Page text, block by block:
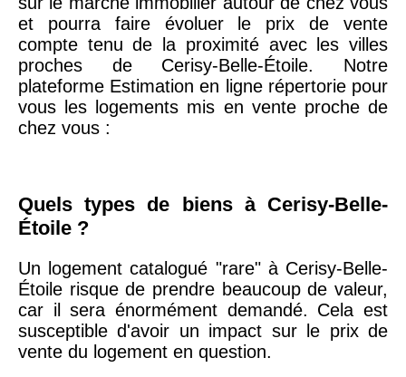
arrondissement
75019 -Paris
19ème
arrondissement
9 231 € 10 415 €
75013 -Paris
arrondissement
76600 - Le Havre 2 455 € 2 453 €
et pourra faire évoluer le prix de vente
compte tenu de la proximité avec les villes
proches de Cerisy-Belle-Étoile. Notre
plateforme Estimation en ligne répertorie pour
vous les logements mis en vente proche de
chez vous :
Quels types de biens à Cerisy-Belle-
Étoile ?
Un logement catalogué "rare" à Cerisy-Belle-
Étoile risque de prendre beaucoup de valeur,
car il sera énormément demandé. Cela est
susceptible d'avoir un impact sur le prix de
vente du logement en question.